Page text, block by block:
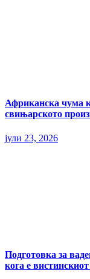
Африканска чума
свињарското
јули 23, 2026
Подготовка за
кога е